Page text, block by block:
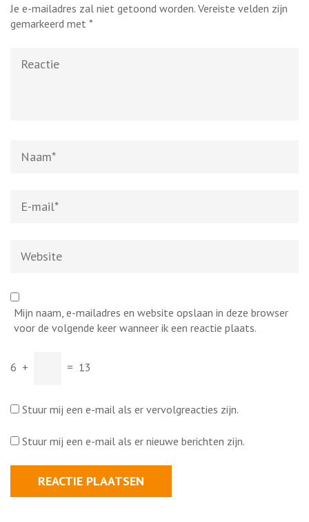
Je e-mailadres zal niet getoond worden. Vereiste velden zijn
gemarkeerd met *
mail*
Mijn naam, e-mailadres en website opslaan in deze browser
voor de volgende keer wanneer ik een reactie plaats.
6 + = 13
Stuur mij een e-mail als er vervolgreacties zijn.
Stuur mij een e-mail als er nieuwe berichten zijn.